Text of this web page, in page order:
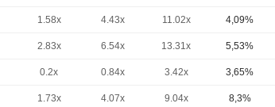
1.58x 4.43x 11.02x 4,09%
2.83x 6.54x 13.31x 5,53%
0.2x 0.84x 3.42x 3,65%
1.73x 4.07x 9.04x 8,3%